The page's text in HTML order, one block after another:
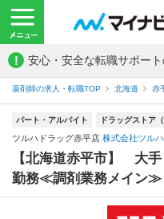
! 安心・安全な転職サポート
薬剤師の求人・転職TOP 北海道 赤
パート・アルバイト ドラッグストア
ツルハドラッグ赤平店 株式会社ツルハ
【北海道赤平市】 大
勤務≪調剤業務メイン≫